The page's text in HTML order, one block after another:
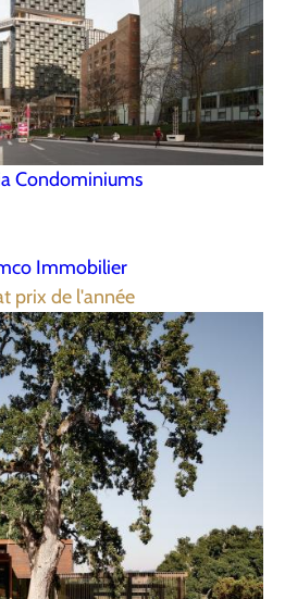
Condominiums
Immobilier
prix de l'année